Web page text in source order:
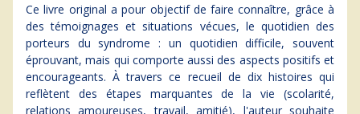
Ce livre original a pour objectif de faire connaître, grâce à
des témoignages et situations vécues, le quotidien des
porteurs du syndrome : un quotidien difficile, souvent
éprouvant, mais qui comporte aussi des aspects positifs et
encourageants. À travers ce recueil de dix histoires qui
reflètent des étapes marquantes de la vie (scolarité,
relations amoureuses, travail, amitié), l'auteur souhaite